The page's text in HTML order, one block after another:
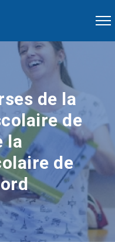
de la
de
la
de